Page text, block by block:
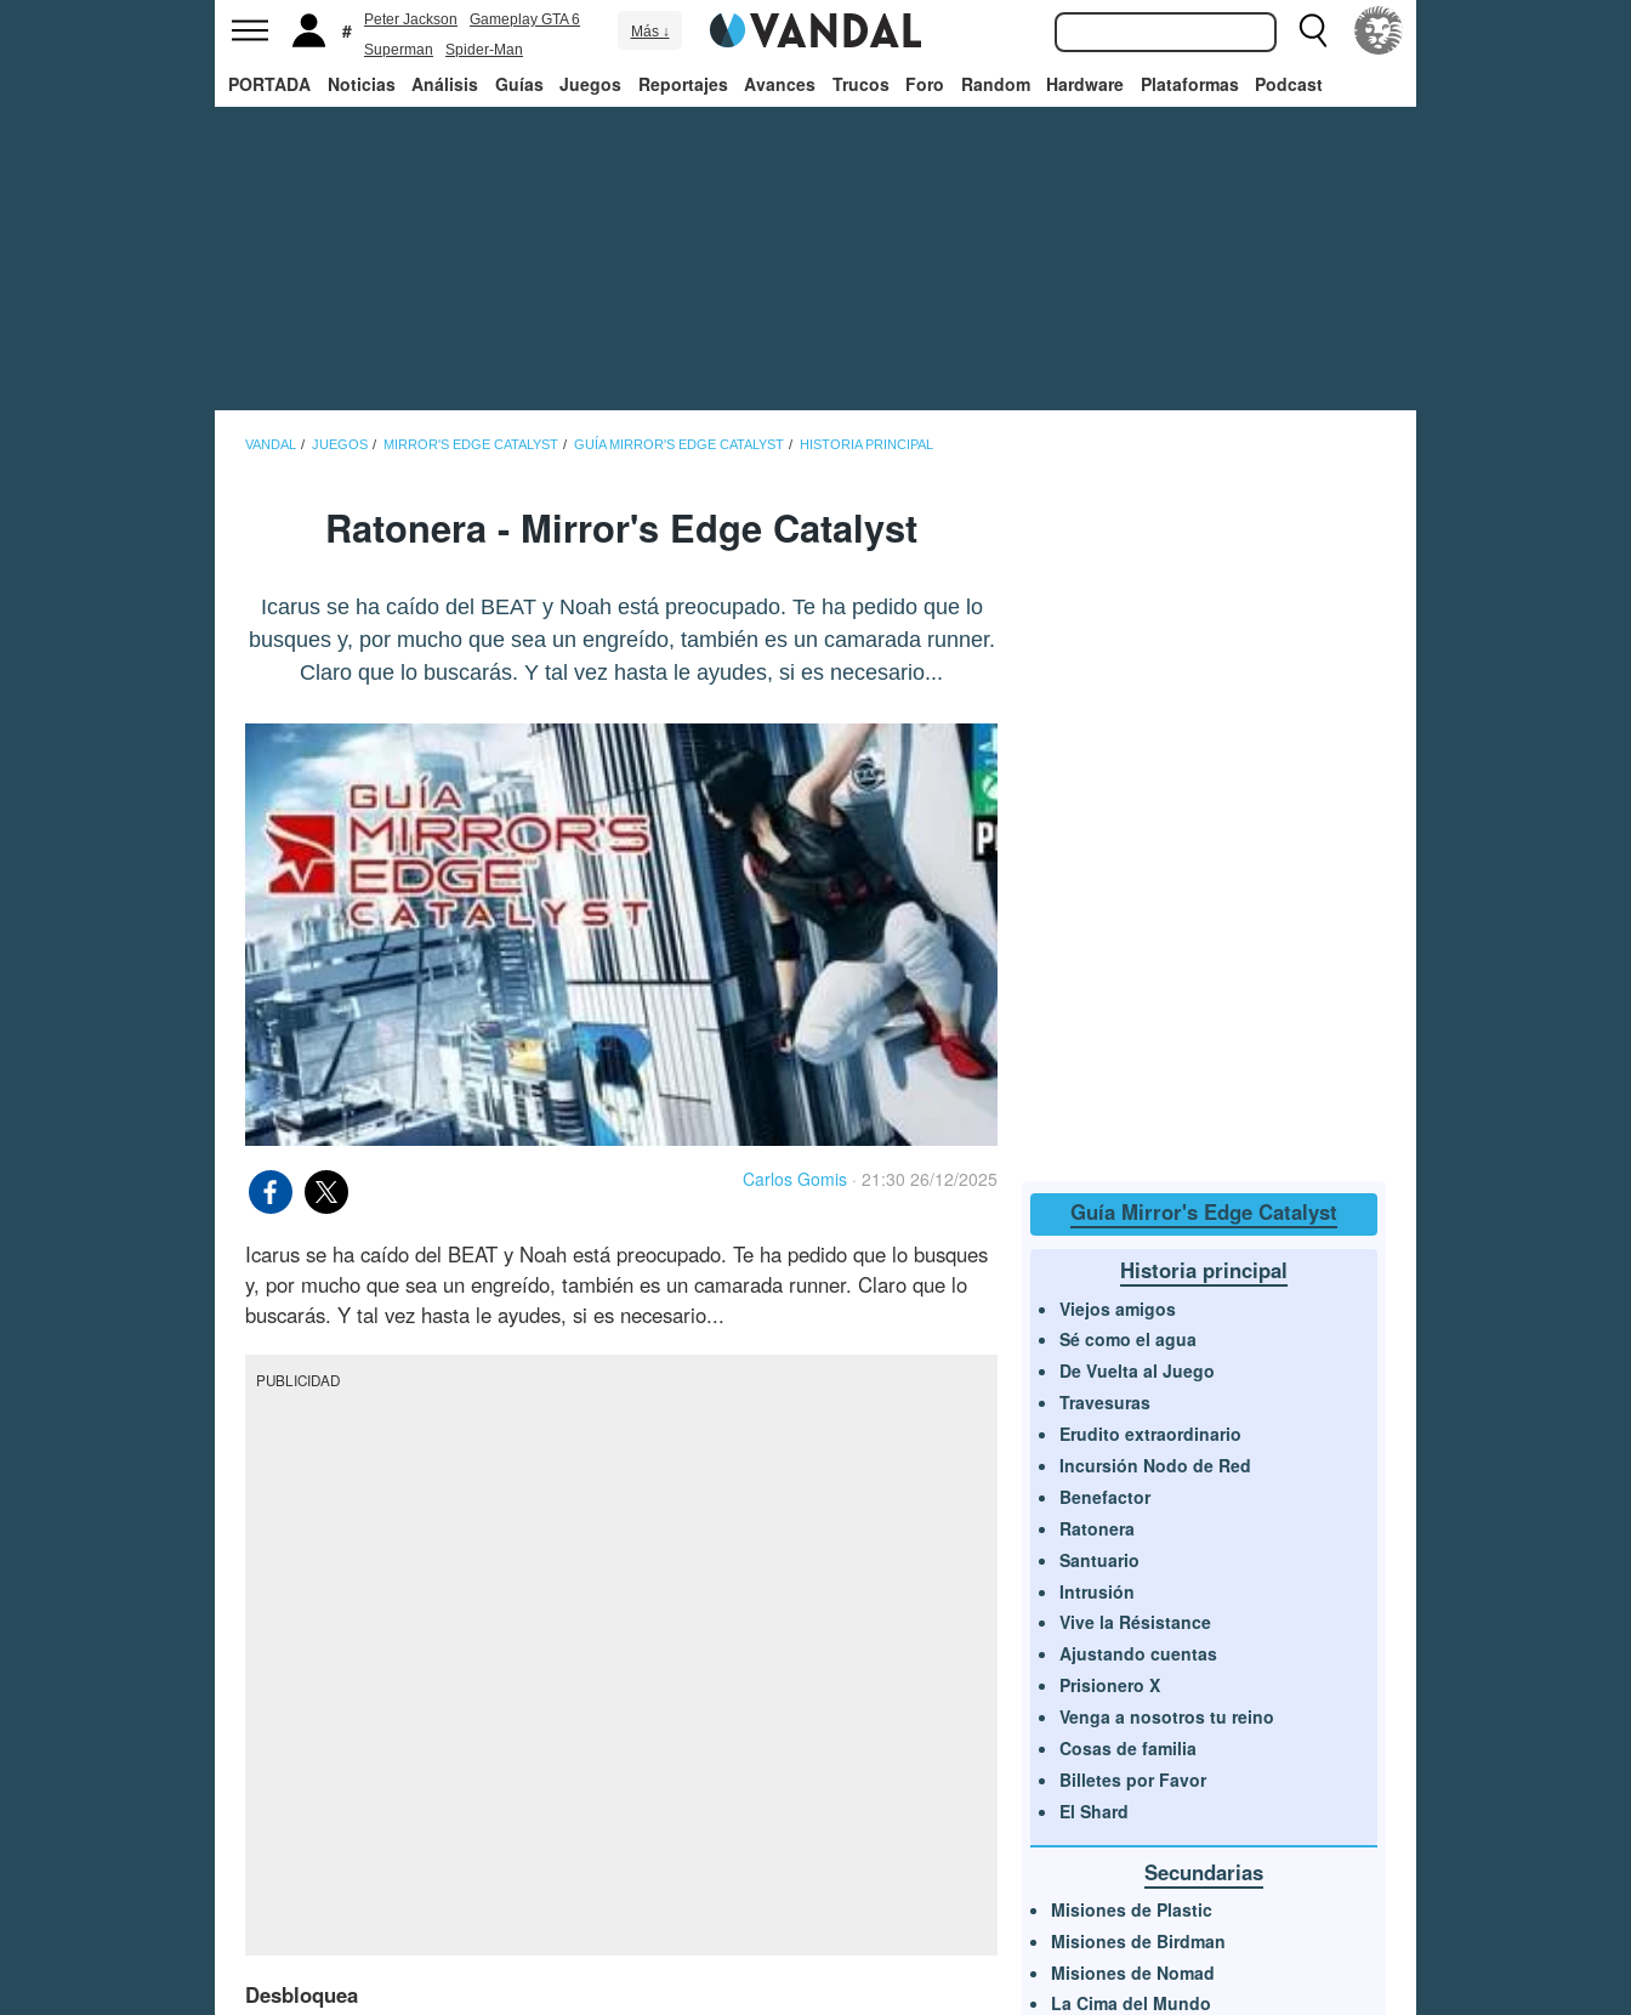
Peter Jackson
Gameplay GTA 6
Superman
Spider-Man
Más ↓
PORTADA Noticias Análisis Guías Juegos Reportajes Avances Trucos Foro Random Hardware Plataformas Podcast
VANDAL JUEGOS MIRROR'S EDGE CATALYST GUÍA MIRROR'S EDGE CATALYST HISTORIA PRINCIPAL
Ratonera - Mirror's Edge Catalyst
Icarus se ha caído del BEAT y Noah está preocupado. Te ha pedido que lo
busques y, por mucho que sea un engreído, también es un camarada runner.
Claro que lo buscarás. Y tal vez hasta le ayudes, si es necesario...
Carlos Gomis · 21:30 26/12/2025
Icarus se ha caído del BEAT y Noah está preocupado. Te ha pedido que lo busques
y, por mucho que sea un engreído, también es un camarada runner. Claro que lo
buscarás. Y tal vez hasta le ayudes, si es necesario...
PUBLICIDAD
Desbloquea
Guía Mirror's Edge Catalyst
Historia principal
Viejos amigos
Sé como el agua
De Vuelta al Juego
Travesuras
Erudito extraordinario
Incursión Nodo de Red
Benefactor
Ratonera
Santuario
Intrusión
Vive la Résistance
Ajustando cuentas
Prisionero X
Venga a nosotros tu reino
Cosas de familia
Billetes por Favor
El Shard
Secundarias
Misiones de Plastic
Misiones de Birdman
Misiones de Nomad
La Cima del Mundo